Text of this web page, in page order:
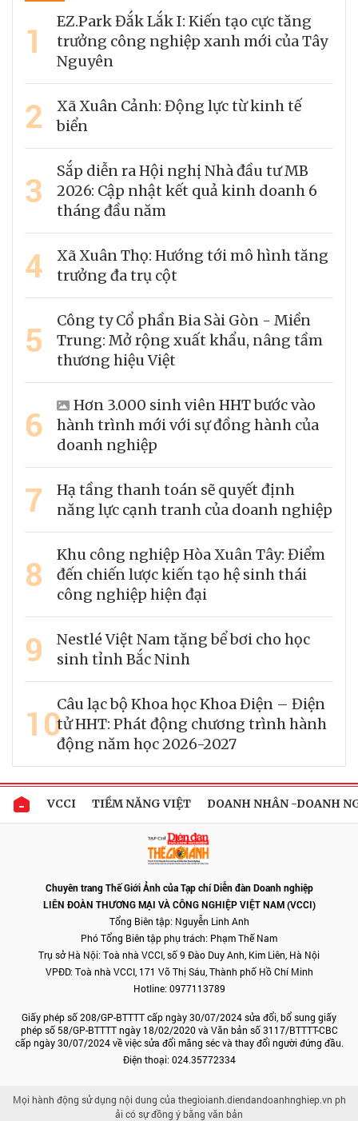
1
EZ.Park Đắk Lắk I: Kiến tạo cực tăng
trưởng công nghiệp xanh mới của Tây
Nguyên
2
Xã Xuân Cảnh: Động lực từ kinh tế
biển
3
Sắp diễn ra Hội nghị Nhà đầu tư MB
2026: Cập nhật kết quả kinh doanh 6
tháng đầu năm
4
Xã Xuân Thọ: Hướng tới mô hình tăng
trưởng đa trụ cột
5
Công ty Cổ phần Bia Sài Gòn - Miền
Trung: Mở rộng xuất khẩu, nâng tầm
thương hiệu Việt
6
Hơn 3.000 sinh viên HHT bước vào
hành trình mới với sự đồng hành của
doanh nghiệp
7
Hạ tầng thanh toán sẽ quyết định
năng lực cạnh tranh của doanh nghiệp
8
Khu công nghiệp Hòa Xuân Tây: Điểm
đến chiến lược kiến tạo hệ sinh thái
công nghiệp hiện đại
9
Nestlé Việt Nam tặng bể bơi cho học
sinh tỉnh Bắc Ninh
10Câu lạc bộ Khoa học Khoa Điện – Điện
tử HHT: Phát động chương trình hành
động năm học 2026-2027
VCCI TIỀM NĂNG VIỆT DOANH NHÂN -DOANH
Chuyên trang Thế Giới Ảnh của Tạp chí Diễn đàn Doanh nghiệp
LIÊN ĐOÀN THƯƠNG MẠI VÀ CÔNG NGHIỆP VIỆT NAM (VCCI)
Tổng Biên tập: Nguyễn Linh Anh
Phó Tổng Biên tập phụ trách: Phạm Thế Nam
Trụ sở Hà Nội: Toà nhà VCCI, số 9 Đào Duy Anh, Kim Liên, Hà Nội
VPĐD: Toà nhà VCCI, 171 Võ Thị Sáu, Thành phố Hồ Chí Minh
Hotline: 0977113789
Giấy phép số 208/GP-BTTTT cấp ngày 30/07/2024 sửa đổi, bổ sung giấy
phép số 58/GP-BTTTT ngày 18/02/2020 và Văn bản số 3117/BTTTT-CBC
cấp ngày 30/07/2024 về việc sửa đổi măng séc và thay đổi người đứng đầu.
Điện thoại: 024.35772334
Mọi hành động sử dụng nội dung của thegioianh.diendandoanhnghiep.vn ph
ải có sự đồng ý bằng văn bản